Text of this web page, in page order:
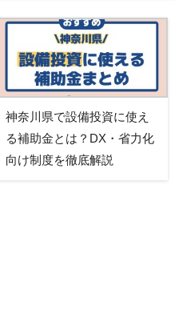
神奈川県で設備投資に使え
る補助金とは？DX・省力化
向け制度を徹底解説